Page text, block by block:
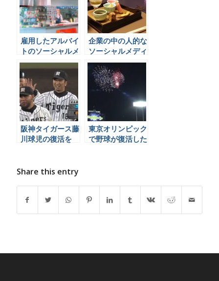
雇用したアルバイ
トのソーシャルメ
ディア投稿による
炎上を防ぐことは
できるのか
企業の中の人的な
ソーシャルメディ
ア運用がもたらし
た超個人的な体験
からその価値を考
える。
阪神タイガース藤
川球児の復活を
東京オリンピック
で野球が復活した
Share this entry